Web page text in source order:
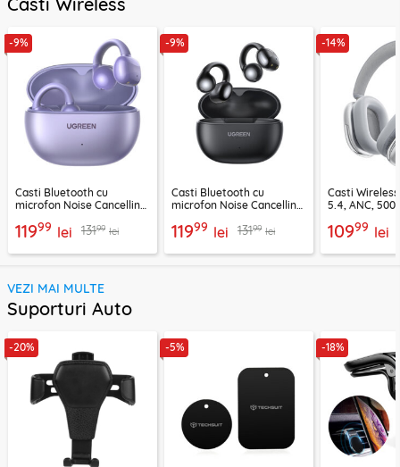
-9%
Casti Bluetooth cu
microfon Noise Cancelling
11999 lei 13199 lei
-9%
Casti Bluetooth cu
microfon Noise Cancelling
11999 lei 13199 lei
-14%
Casti
5.4, ANC,
10999 lei
VEZI MAI MULTE
Suporturi Auto
-20% -5% -18%